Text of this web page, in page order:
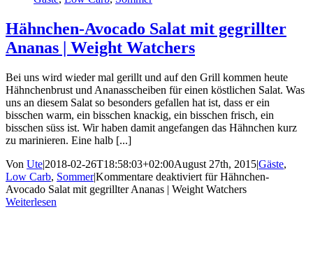
Hähnchen-Avocado Salat mit gegrillter
Ananas | Weight Watchers
Bei uns wird wieder mal gerillt und auf den Grill kommen heute
Hähnchenbrust und Ananasscheiben für einen köstlichen Salat. Was
uns an diesem Salat so besonders gefallen hat ist, dass er ein
bisschen warm, ein bisschen knackig, ein bisschen frisch, ein
bisschen süss ist. Wir haben damit angefangen das Hähnchen kurz
zu marinieren. Eine halb [...]
Von Ute|2018-02-26T18:58:03+02:00August 27th, 2015|Gäste,
Low Carb, Sommer|Kommentare deaktiviert für Hähnchen-
Avocado Salat mit gegrillter Ananas | Weight Watchers
Weiterlesen